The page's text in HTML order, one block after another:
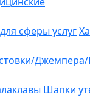
сферы услуг
Шапки